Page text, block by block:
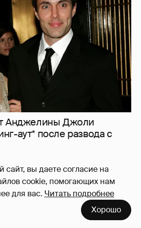
сайт, вы даете согласие на
cookie, помогающих нам
для вас. Читать подробнее
Хорошо
Анджелины Джоли
аут* после развода с